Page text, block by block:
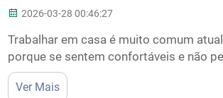
2026-03-28 00:46:27
Trabalhar em casa é muito comum
porque se sentem confortáveis e não
também existem desafios, como
estimação correndo pela casa ou até
Ver Mais